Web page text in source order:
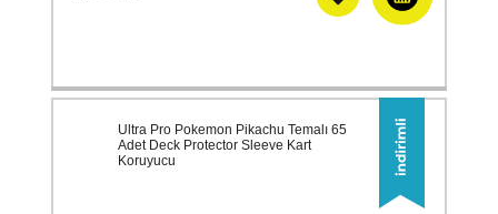
Ultra Pro Pokemon Pikachu Temalı 65
Adet Deck Protector Sleeve Kart
Koruyucu